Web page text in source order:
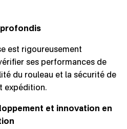
est rigoureusement
ses performances de
du rouleau et la sécurité de
expédition.
et innovation en